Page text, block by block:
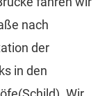
nach
der
in den